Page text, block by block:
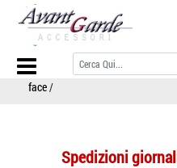
Home Page/SCIARPE/Sciarpe
Sciarpa donna fantasia
face/
Spedizioni